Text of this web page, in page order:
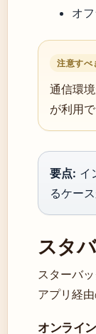
オ
注意すべ
通信環
が利用
要点: イ
るケー
スタ
スターバ
アプリ経
オンライ